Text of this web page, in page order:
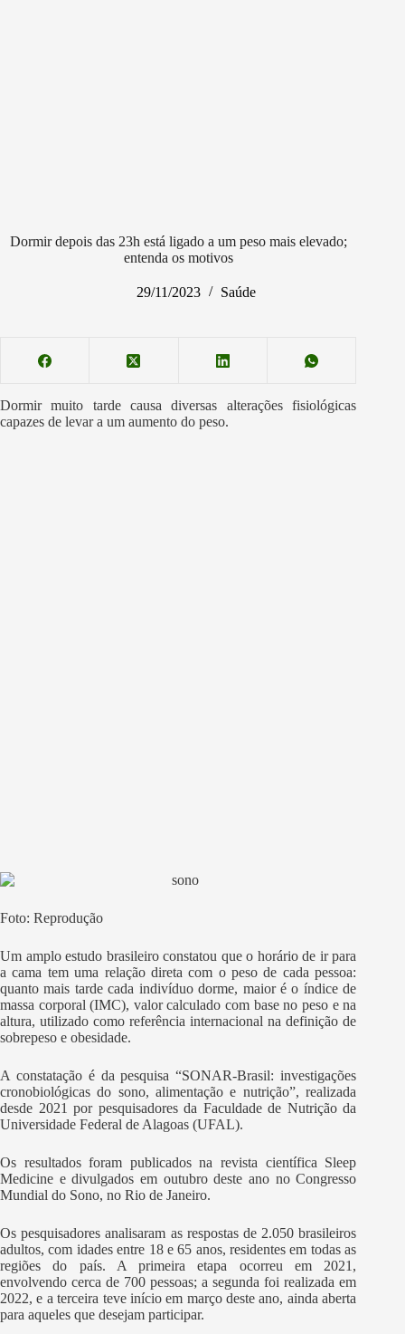
Dormir depois das 23h está ligado a um peso mais elevado;
entenda os motivos
29/11/2023 Saúde
Dormir muito tarde causa diversas alterações fisiológicas
capazes de levar a um aumento do peso.
Foto: Reprodução
Um amplo estudo brasileiro constatou que o horário de ir para
a cama tem uma relação direta com o peso de cada pessoa:
quanto mais tarde cada indivíduo dorme, maior é o índice de
massa corporal (IMC), valor calculado com base no peso e na
altura, utilizado como referência internacional na definição de
sobrepeso e obesidade.
A constatação é da pesquisa “SONAR-Brasil: investigações
cronobiológicas do sono, alimentação e nutrição”, realizada
desde 2021 por pesquisadores da Faculdade de Nutrição da
Universidade Federal de Alagoas (UFAL).
Os resultados foram publicados na revista científica Sleep
Medicine e divulgados em outubro deste ano no Congresso
Mundial do Sono, no Rio de Janeiro.
Os pesquisadores analisaram as respostas de 2.050 brasileiros
adultos, com idades entre 18 e 65 anos, residentes em todas as
regiões do país. A primeira etapa ocorreu em 2021,
envolvendo cerca de 700 pessoas; a segunda foi realizada em
2022, e a terceira teve início em março deste ano, ainda aberta
para aqueles que desejam participar.